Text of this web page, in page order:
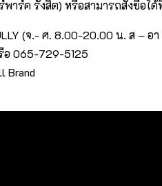
พาร์ค รังสิต) หรือสามารถสั่งซื้อได้
(จ.- ศ. 8.00-20.00 น. ส – อ
065-729-5125
Brand